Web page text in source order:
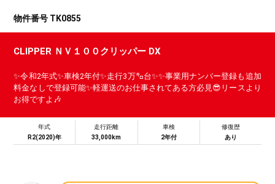
物件番号 TK0855
CLIPPER ＮＶ１００クリッパー DX
✨令和2年式✨車検2年付✨走行3万㌔台✨✨事業用ナンバー登録も追加
料金なしで登録可能✨軽運送のお仕事されてある方必見😎リースより
お得ですよ🎶
年式
R2(2020)年
走行距離
33,000km
車検
2年付
修復歴
あり